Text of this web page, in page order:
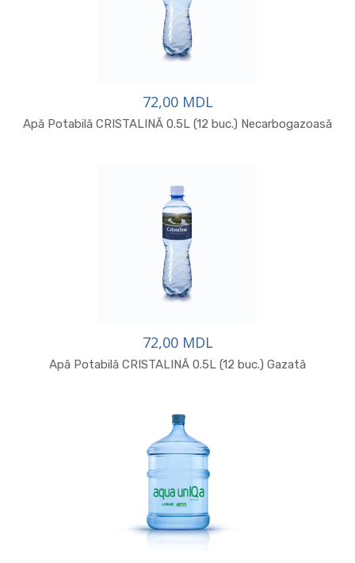
72,00 MDL
Apă Potabilă CRISTALINĂ 0.5L (12 buc.) Necarbogazoasă
72,00 MDL
Apă Potabilă CRISTALINĂ 0.5L (12 buc.) Gazată